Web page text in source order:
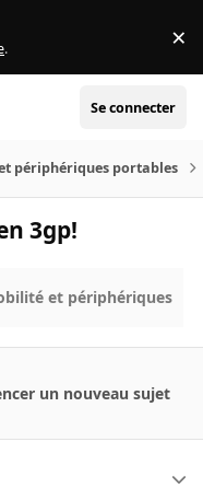
. ×
Se connecter
périphériques portables
3gp!
et périphériques
un nouveau sujet